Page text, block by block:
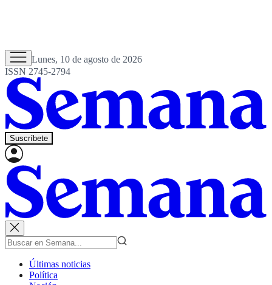
Lunes, 10 de agosto de 2026
ISSN 2745-2794
Suscríbete
Últimas noticias
Política